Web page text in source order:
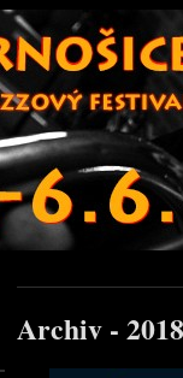
Archiv - 2018